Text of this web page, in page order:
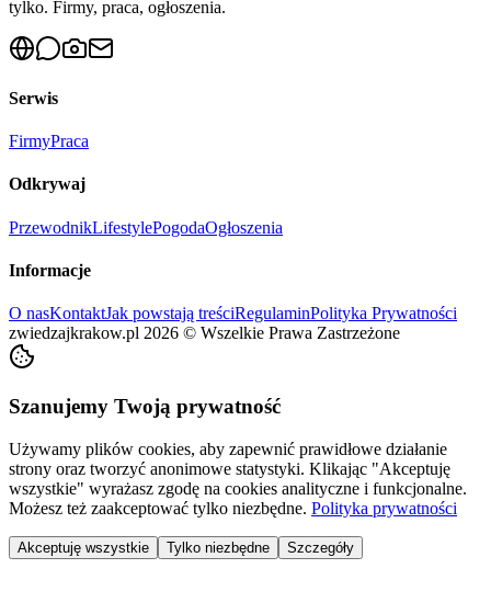
tylko. Firmy, praca, ogłoszenia.
Serwis
FirmyPraca
Odkrywaj
PrzewodnikLifestylePogodaOgłoszenia
Informacje
O nasKontaktJak powstają treściRegulaminPolityka Prywatności
zwiedzajkrakow.pl 2026 © Wszelkie Prawa Zastrzeżone
Szanujemy Twoją prywatność
Używamy plików cookies, aby zapewnić prawidłowe działanie
strony oraz tworzyć anonimowe statystyki. Klikając "Akceptuję
wszystkie" wyrażasz zgodę na cookies analityczne i funkcjonalne.
Możesz też zaakceptować tylko niezbędne. Polityka prywatności
Akceptuję wszystkie Tylko niezbędne Szczegóły